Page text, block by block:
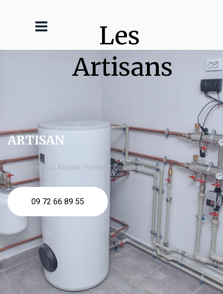
Les
Artisans
ARTISAN
chaudière fioul Atlantic Pontault Combault
09 72 66 89 55